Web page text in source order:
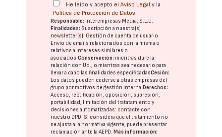
He leído y acepto elAviso Legal y la
Política de Protección de Datos
Responsable: Interempresas Media, S.L.U.
Finalidades: Suscripción a nuestra(s)
newsletter(s). Gestión de cuenta de usuario.
Envío de emails relacionados con la misma o
relativos a intereses similares o
asociados.Conservación: mientras dure la
relación con Ud., o mientras sea necesario para
llevar a cabo las finalidades especificadasCesión:
Los datos pueden cederse a otras empresas del
grupo por motivos de gestión interna.Derechos:
Acceso, rectificación, oposición, supresión,
portabilidad, limitación del tratatamiento y
decisiones automatizadas: contacte con
nuestro DPD. Si considera que el tratamiento no
se ajusta a la normativa vigente, puede presentar
reclamación ante laAEPD.Más información: